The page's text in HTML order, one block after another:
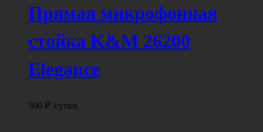
Прямая микрофонная
стойка K&M 26200
Elegance
500 ₽ /сутки